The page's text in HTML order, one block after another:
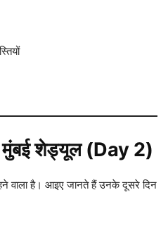
मुंबई शेड्यूल (Day 2)
वाला है। आइए जानते हैं उनके दूसरे दिन